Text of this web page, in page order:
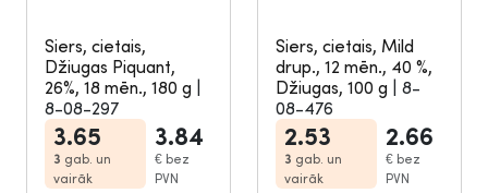
Siers, cietais,
Džiugas Piquant,
26%, 18 mēn., 180 g
8-08-297
3.65
3 gab. un
vairāk
3.84
€ bez
PVN
Siers, cietais, Mild
drup., 12 mēn., 40 %,
Džiugas, 100 g
8-
08-476
2.53
3 gab. un
vairāk
2.66
€ bez
PVN